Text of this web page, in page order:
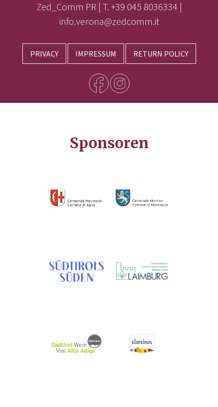
Zed_Comm PR | T. +39 045 8036334 |
info.verona@zedcomm.it
PRIVACY IMPRESSUM RETURN POLICY
Sponsoren